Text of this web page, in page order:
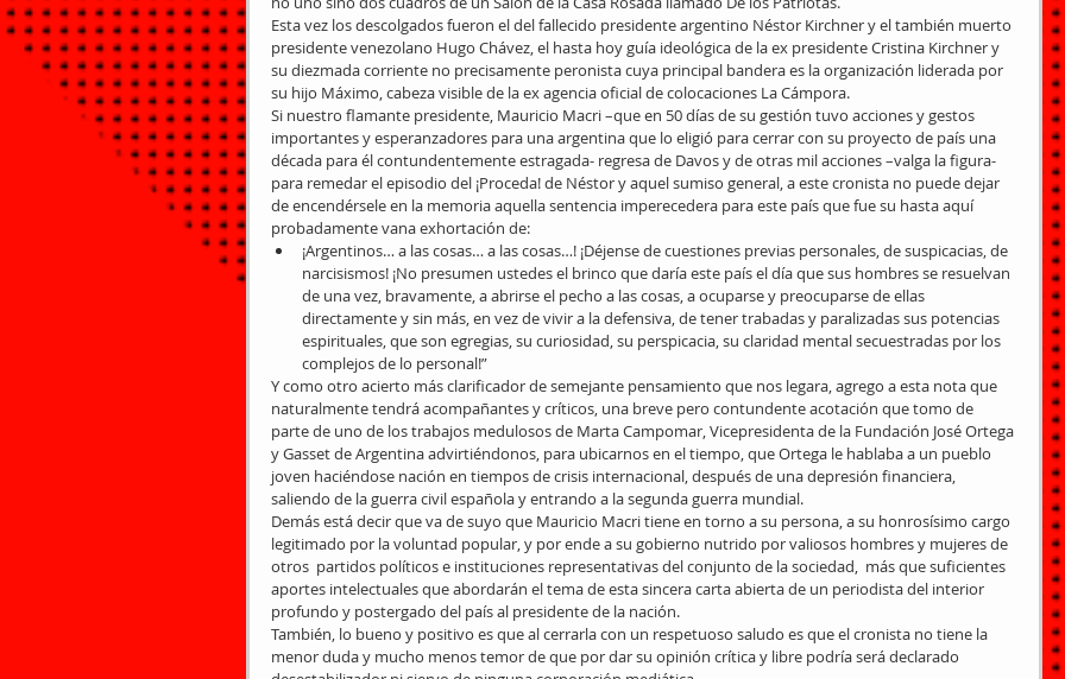
Esta vez los descolgados fueron el del fallecido presidente argentino Néstor Kirchner y el también muerto
presidente venezolano Hugo Chávez, el hasta hoy guía ideológica de la ex presidente Cristina Kirchner y
su diezmada corriente no precisamente peronista cuya principal bandera es la organización liderada por
su hijo Máximo, cabeza visible de la ex agencia oficial de colocaciones La Cámpora.
Si nuestro flamante presidente, Mauricio Macri –que en 50 días de su gestión tuvo acciones y gestos
importantes y esperanzadores para una argentina que lo eligió para cerrar con su proyecto de país una
década para él contundentemente estragada- regresa de Davos y de otras mil acciones –valga la figura-
para remedar el episodio del ¡Proceda! de Néstor y aquel sumiso general, a este cronista no puede dejar
de encendérsele en la memoria aquella sentencia imperecedera para este país que fue su hasta aquí
probadamente vana exhortación de:
¡Argentinos… a las cosas… a las cosas…! ¡Déjense de cuestiones previas personales, de suspicacias, de
narcisismos! ¡No presumen ustedes el brinco que daría este país el día que sus hombres se resuelvan
de una vez, bravamente, a abrirse el pecho a las cosas, a ocuparse y preocuparse de ellas
directamente y sin más, en vez de vivir a la defensiva, de tener trabadas y paralizadas sus potencias
espirituales, que son egregias, su curiosidad, su perspicacia, su claridad mental secuestradas por los
complejos de lo personal!”
Y como otro acierto más clarificador de semejante pensamiento que nos legara, agrego a esta nota que
naturalmente tendrá acompañantes y críticos, una breve pero contundente acotación que tomo de
parte de uno de los trabajos medulosos de Marta Campomar, Vicepresidenta de la Fundación José Ortega
y Gasset de Argentina advirtiéndonos, para ubicarnos en el tiempo, que Ortega le hablaba a un pueblo
joven haciéndose nación en tiempos de crisis internacional, después de una depresión financiera,
saliendo de la guerra civil española y entrando a la segunda guerra mundial.
Demás está decir que va de suyo que Mauricio Macri tiene en torno a su persona, a su honrosísimo cargo
legitimado por la voluntad popular, y por ende a su gobierno nutrido por valiosos hombres y mujeres de
otros  partidos políticos e instituciones representativas del conjunto de la sociedad,  más que suficientes
aportes intelectuales que abordarán el tema de esta sincera carta abierta de un periodista del interior
profundo y postergado del país al presidente de la nación.
También, lo bueno y positivo es que al cerrarla con un respetuoso saludo es que el cronista no tiene la
menor duda y mucho menos temor de que por dar su opinión crítica y libre podría será declarado